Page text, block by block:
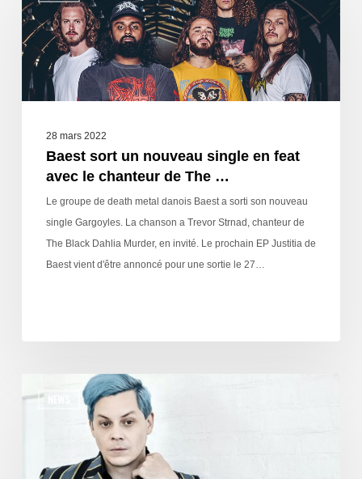
28 mars 2022
Baest sort un nouveau single en feat
avec le chanteur de The …
Le groupe de death metal danois Baest a sorti son nouveau
single Gargoyles. La chanson a Trevor Strnad, chanteur de
The Black Dahlia Murder, en invité. Le prochain EP Justitia de
Baest vient d'être annoncé pour une sortie le 27…